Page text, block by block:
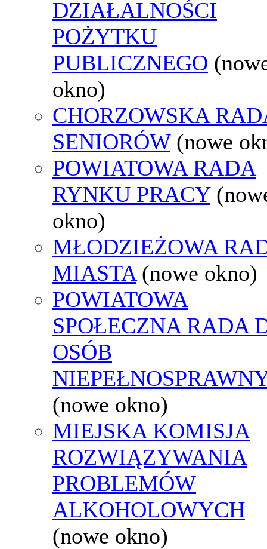
DZIAŁALNOŚCI
POŻYTKU
PUBLICZNEGO
okno)
CHORZOWSKA
SENIORÓW (nowe
POWIATOWA RADA
RYNKU PRACY
okno)
MŁODZIEŻOWA
MIASTA (nowe okno)
POWIATOWA
SPOŁECZNA RADA
OSÓB
(nowe okno)
MIEJSKA KOMISJA
ROZWIĄZYWANIA
PROBLEMÓW
ALKOHOLOWYCH
(nowe okno)